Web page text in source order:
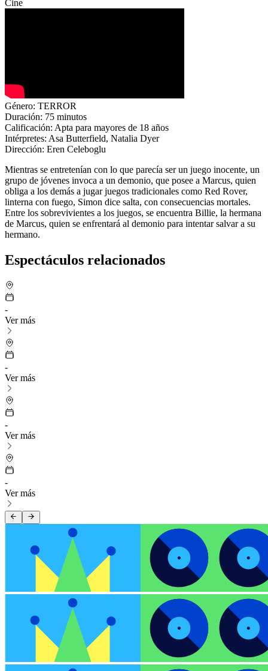
Cine
Género: TERROR
Duración: 75 minutos
Calificación: Apta para mayores de 18 años
Intérpretes: Asa Butterfield, Natalia Dyer
Dirección: Eren Celeboglu
Mientras se entretenían con lo que parecía ser un juego inocente, un
grupo de jóvenes invoca a un demonio, que posee a Marcus, quien
obliga a los demás a jugar juegos tradicionales como Red Rover,
linterna con fuego, Simon dice salta, con consecuencias mortales.
Entre los sobrevivientes a los juegos, se encuentra Billie, la hermana
de Marcus, quien se enfrentará al demonio para intentar salvar a su
hermano.
Espectáculos relacionados
-
Ver más
-
Ver más
-
Ver más
-
Ver más